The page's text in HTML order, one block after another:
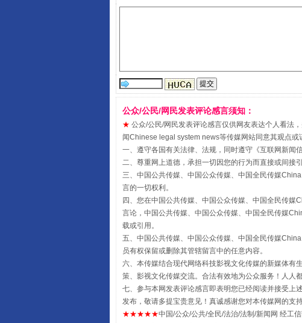
全民健身五年计划来了！等你上场
公众/公民/网民发表评论感言须知：
★ 公众/公民/网民发表评论感言仅供网友表达个人看法
闻Chinese legal system news等传媒网站同意其观点或
一、遵守各国有关法律、法规，同时遵守《互联网新闻
二、尊重网上道德，承担一切因您的行为而直接或间接
三、中国公共传媒、中国公众传媒、中国全民传媒
言的一切权利。
四、您在中国公共传媒、中国公众传媒、中国全民传
言论，中国公共传媒、中国公众传媒、中国全民传媒
载或引用。
五、中国公共传媒、中国公众传媒、中国全民传媒
员有权保留或删除其管辖留言中的任意内容。
六、本传媒结合现代网络科技影视文化传媒的新媒体有
策、影视文化传媒交流。合法有效地为公众服务！人人都
七、参与本网发表评论感言即表明您已经阅读并接受
发布，敬请多提宝贵意见！真诚感谢您对本传媒网的支
★★★★★中国/公众/公共/全民/法治/法制/新闻网 经工